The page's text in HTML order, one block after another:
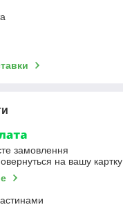
замовлення
на вашу картку